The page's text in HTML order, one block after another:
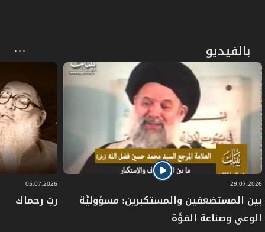
بالفيديو
29.07.2026
بين المستضعفين والمستكبرين: مسؤوليَّة
الوعي وصناعة القوَّة
05.07.2026
ربّ رحماك